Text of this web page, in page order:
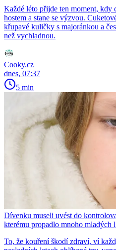
Každé léto přijde ten moment, kdy
hostem a stane se výzvou.
křupavé kuličky s majoránkou a
než vychladnou.
Cooky.cz
dnes, 07:37
5 min
Dívenku museli uvést do
kterému propadlo mnoho mladých
To, že kouření škodí zdraví, ví